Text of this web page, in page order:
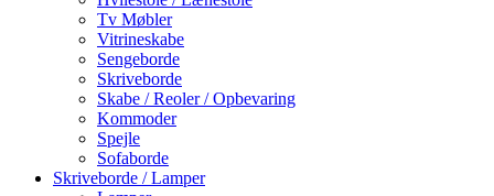
Tv Møbler
Vitrineskabe
Sengeborde
Skriveborde
Skabe / Reoler / Opbevaring
Kommoder
Spejle
Sofaborde
Skriveborde / Lamper